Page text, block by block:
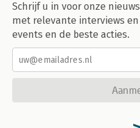
Schrijf u in voor onze
met relevante interviews
events en de beste acties.